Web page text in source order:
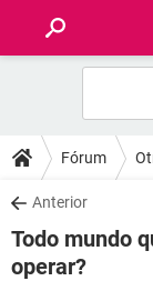
FÓRUM
SAÚDE
Fórum
Anterior
Todo mundo
operar?